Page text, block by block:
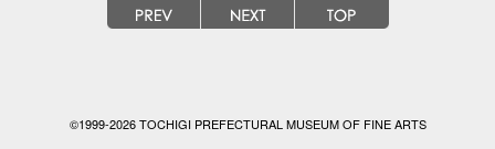
©1999-2026 TOCHIGI PREFECTURAL MUSEUM OF FINE ARTS